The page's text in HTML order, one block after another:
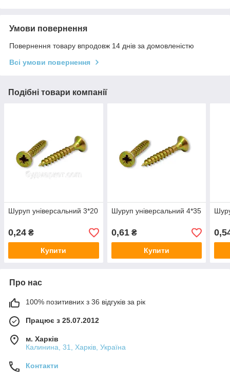
Умови повернення
Повернення товару впродовж 14 днів за домовленістю
Всі умови повернення
Подібні товари компанії
Шуруп універсальний 3*20
0,24 ₴
Купити
Шуруп універсальний 4*35
0,61₴
Купити
Про нас
100% позитивних з 36 відгуків за рік
Працює з 25.07.2012
м. Харків
Калинина, 31, Харків, Україна
Контакти